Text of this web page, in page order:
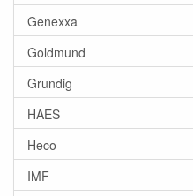
Genexxa
Goldmund
Grundig
HAES
Heco
IMF